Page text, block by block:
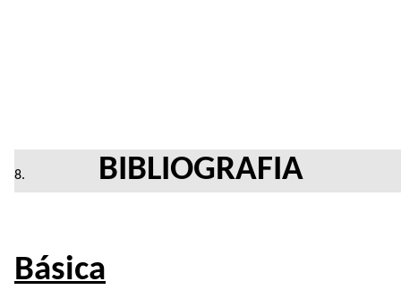
BIBLIOGRAFIA
Básica